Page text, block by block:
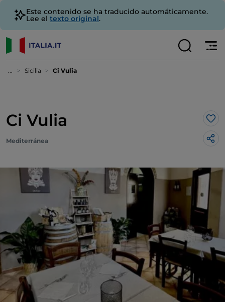
Este contenido se ha traducido automáticamente.
Lee el texto original.
... Sicilia Ci Vulia
Ci Vulia Me
Mediterránea